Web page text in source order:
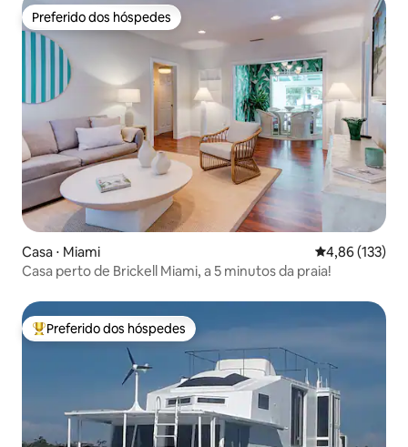
Preferido dos hóspedes
Preferido dos hóspedes
Casa ⋅ Miami 4,86 de uma
4,86 (133)
Casa perto de Brickell Miami, a 5 minutos da praia!
Entre os melhores preferidos dos hóspedes
Preferido dos hóspedes